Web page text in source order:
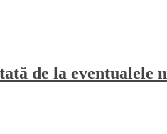
de la eventualele